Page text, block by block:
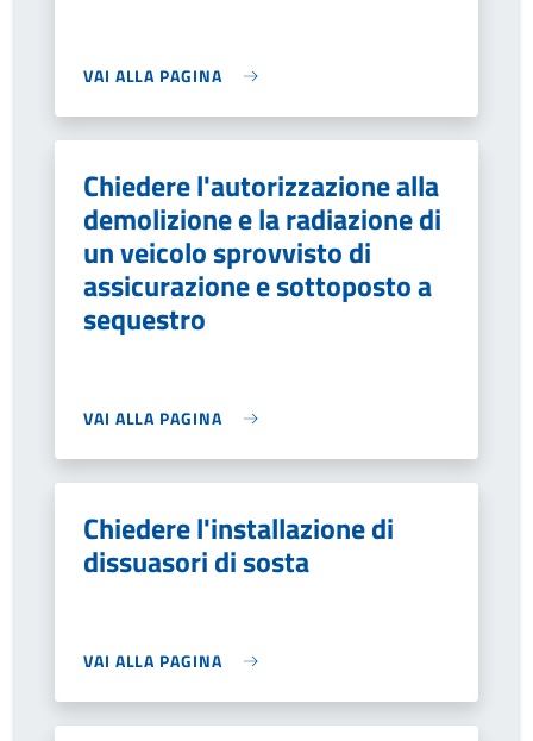
VAI ALLA PAGINA
Chiedere l'autorizzazione alla
demolizione e la radiazione di
un veicolo sprovvisto di
assicurazione e sottoposto a
sequestro
VAI ALLA PAGINA
Chiedere l'installazione di
dissuasori di sosta
VAI ALLA PAGINA